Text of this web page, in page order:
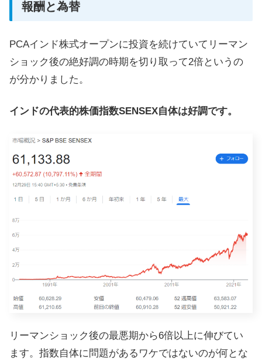
報酬と為替
PCAインド株式オープンに投資を続けていてリーマン
ショック後の絶好調の時期を切り取って2倍というの
が分かりました。
インドの代表的株価指数SENSEX自体は好調です。
リーマンショック後の最悪期から6倍以上に伸びてい
ます。指数自体に問題があるワケではないのが何とな